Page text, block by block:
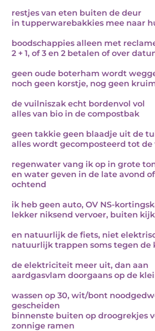
restjes van eten buiten de deur
in tupperwarebakkies mee naar
boodschappies alleen met
2 + 1, of 3 en 2 betalen of over
geen oude boterham wordt
noch geen korstje, nog geen
de vuilniszak echt bordenvol vol
alles van bio in de compostbak
geen takkie geen blaadje uit de
alles wordt gecomposteerd tot
regenwater vang ik op in grote
en water geven in de late avond
ochtend
ik heb geen auto, OV NS-
lekker niksend vervoer, buiten
en natuurlijk de fiets, niet
natuurlijk trappen soms tegen de
de elektriciteit meer uit, dan aan
aardgasvlam doorgaans op de
wassen op 30, wit/bont
gescheiden
binnenste buiten op droogrekjes
zonnige ramen